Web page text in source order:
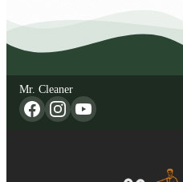
Mr. Cleaner